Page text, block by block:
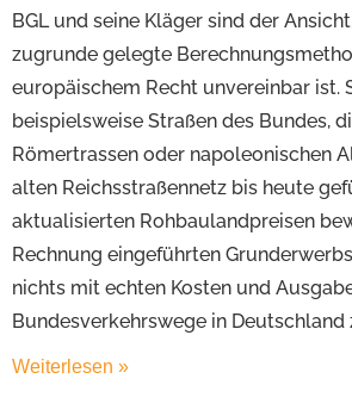
BGL und seine Kläger sind der
zugrunde gelegte
europäischem Recht unvereinbar ist.
beispielsweise Straßen des Bundes,
Römertrassen oder napoleonischen
alten Reichsstraßennetz bis heute
aktualisierten Rohbaulandpreisen
Rechnung eingeführten
nichts mit echten Kosten und
Bundesverkehrswege in Deutschland
Weiterlesen »